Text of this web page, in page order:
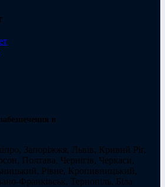
в
Запоріжжя, Львів, Кривий Ріг,
Полтава, Чернігів, Черкаси,
Рівне, Кропивницький,
Франківськ, Тернопіль, Біла